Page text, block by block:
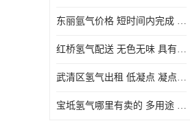
东丽氩气价格 短时间内完成 物流管理优良
红桥氢气配送 无色无味 具有较低的密度
武清区氢气出租 低凝点 凝点为-259
宝坻氢气哪里有卖的 多用途 可以在空气中上升